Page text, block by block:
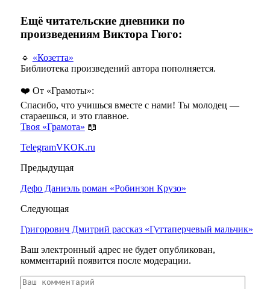
Ещё читательские дневники по
произведениям Виктора Гюго:
🔹 «Козетта»
Библиотека произведений автора пополняется.
❤️ От «Грамоты»:
Спасибо, что учишься вместе с нами! Ты молодец —
стараешься, и это главное.
Твоя «Грамота» 📖
TelegramVKOK.ru
Предыдущая
Дефо Даниэль роман «Робинзон Крузо»
Следующая
Григорович Дмитрий рассказ «Гуттаперчевый мальчик»
Ваш электронный адрес не будет опубликован,
комментарий появится после модерации.